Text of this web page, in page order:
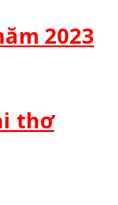
2023
thơ